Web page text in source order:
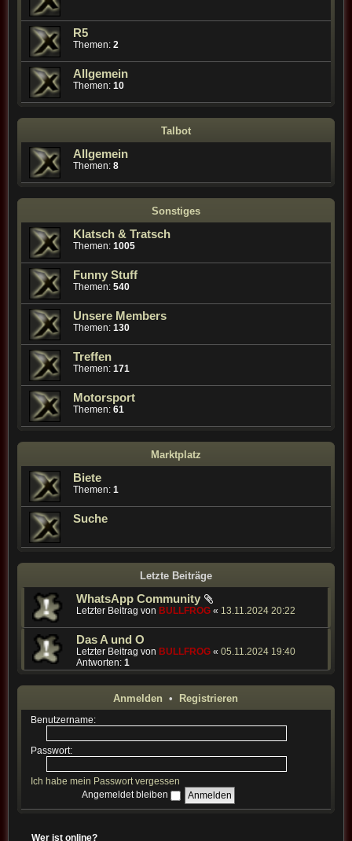
R5
Themen: 2
Allgemein
Themen: 10
Talbot
Allgemein
Themen: 8
Sonstiges
Klatsch & Tratsch
Themen: 1005
Funny Stuff
Themen: 540
Unsere Members
Themen: 130
Treffen
Themen: 171
Motorsport
Themen: 61
Marktplatz
Biete
Themen: 1
Suche
Letzte Beiträge
WhatsApp Community
Letzter Beitrag von BULLFROG« 13.11.2024 20:22
Das A und O
Letzter Beitrag von BULLFROG« 05.11.2024 19:40
Antworten: 1
Anmelden • Registrieren
Benutzername:
Passwort:
Ich habe mein Passwort vergessen
Angemeldet bleiben
Wer ist online?